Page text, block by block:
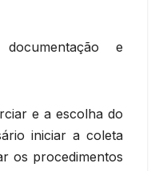
e
e a escolha do
iniciar a coleta
os procedimentos